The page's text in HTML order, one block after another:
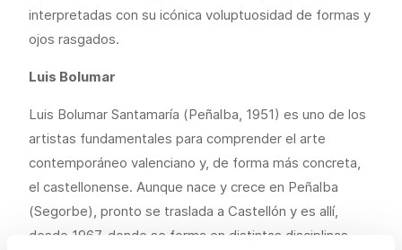
interpretadas con su icónica voluptuosidad de formas y
ojos rasgados.
Luis Bolumar
Luis Bolumar Santamaría (Peñalba, 1951) es uno de los
artistas fundamentales para comprender el arte
contemporáneo valenciano y, de forma más concreta,
el castellonense. Aunque nace y crece en Peñalba
(Segorbe), pronto se traslada a Castellón y es allí,
desde 1967, donde se forma en distintas disciplinas -